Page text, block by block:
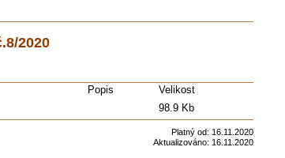
2020
Popis
Velikost
98.9 Kb
Platný od: 16.11.2020
Aktualizováno: 16.11.2020